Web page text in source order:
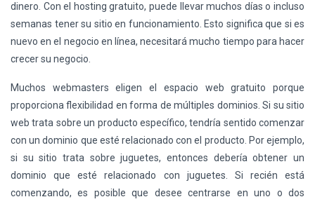
dinero. Con el hosting gratuito, puede llevar muchos días o incluso
semanas tener su sitio en funcionamiento. Esto significa que si es
nuevo en el negocio en línea, necesitará mucho tiempo para hacer
crecer su negocio.
Muchos webmasters eligen el espacio web gratuito porque
proporciona flexibilidad en forma de múltiples dominios. Si su sitio
web trata sobre un producto específico, tendría sentido comenzar
con un dominio que esté relacionado con el producto. Por ejemplo,
si su sitio trata sobre juguetes, entonces debería obtener un
dominio que esté relacionado con juguetes. Si recién está
comenzando, es posible que desee centrarse en uno o dos